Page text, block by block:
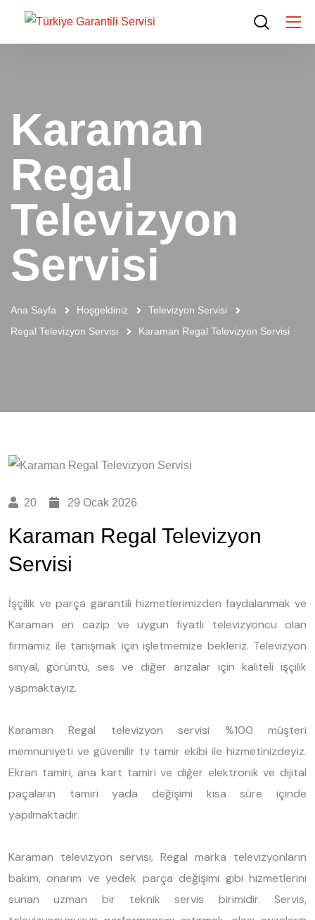
Karaman
Regal
Televizyon
Servisi
Ana Sayfa Hoşgeldiniz
Televizyon Servisi
Regal Televizyon Servisi
Karaman Regal Televizyon Servisi
20 29 Ocak 2026
Karaman Regal Televizyon
Servisi
İşçilik ve parça garantili hizmetlerimizden faydalanmak ve
Karaman en cazip ve uygun fiyatlı televizyoncu olan
firmamız ile tanışmak için işletmemize bekleriz. Televizyon
sinyal, görüntü, ses ve diğer arızalar için kaliteli işçilik
yapmaktayız.
Karaman Regal televizyon servisi %100 müşteri
memnuniyeti ve güvenilir tv tamir ekibi ile hizmetinizdeyiz.
Ekran tamiri, ana kart tamiri ve diğer elektronik ve dijital
paçaların tamiri yada değişimi kısa süre içinde
yapılmaktadır.
Karaman televizyon servisi, Regal marka televizyonların
bakım, onarım ve yedek parça değişimi gibi hizmetlerini
sunan uzman bir teknik servis birimidir. Servis,